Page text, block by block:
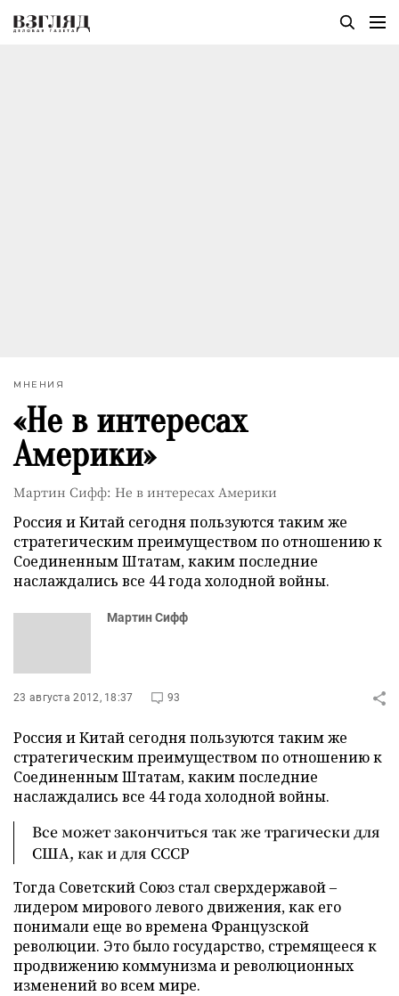
МНЕНИЯ
«Не в интересах
Америки»
Мартин Сифф: Не в интересах Америки
Россия и Китай сегодня пользуются таким же
стратегическим преимуществом по отношению к
Соединенным Штатам, каким последние
наслаждались все 44 года холодной войны.
Мартин Сифф
23 августа 2012, 18:37 93
Россия и Китай сегодня пользуются таким же
стратегическим преимуществом по отношению к
Соединенным Штатам, каким последние
наслаждались все 44 года холодной войны.
Все может закончиться так же трагически для
США, как и для СССР
Тогда Советский Союз стал сверхдержавой –
лидером мирового левого движения, как его
понимали еще во времена Французской
революции. Это было государство, стремящееся к
продвижению коммунизма и революционных
изменений во всем мире.